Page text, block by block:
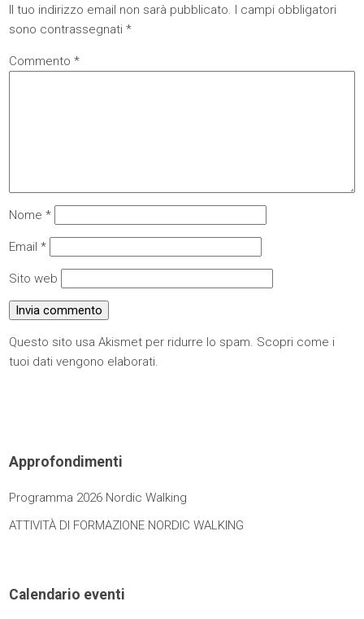
Il tuo indirizzo email non sarà pubblicato. I campi obbligatori
sono contrassegnati*
Commento*
Nome*
Email*
Sito web
Questo sito usa Akismet per ridurre lo spam. Scopri come i
tuoi dati vengono elaborati
Approfondimenti
Programma 2026 Nordic Walking
ATTIVITÀ DI FORMAZIONE NORDIC WALKING
Calendario eventi